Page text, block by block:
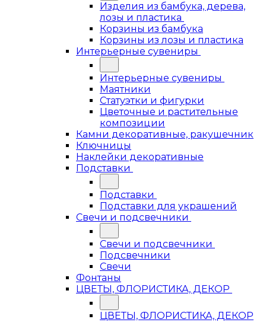
Изделия из бамбука, дерева,
лозы и пластика
Корзины из бамбука
Корзины из лозы и пластика
Интерьерные сувениры
Интерьерные сувениры
Маятники
Статуэтки и фигурки
Цветочные и растительные
композиции
Камни декоративные, ракушечник
Ключницы
Наклейки декоративные
Подставки
Подставки
Подставки для украшений
Свечи и подсвечники
Свечи и подсвечники
Подсвечники
Свечи
Фонтаны
ЦВЕТЫ, ФЛОРИСТИКА, ДЕКОР
ЦВЕТЫ, ФЛОРИСТИКА, ДЕКОР